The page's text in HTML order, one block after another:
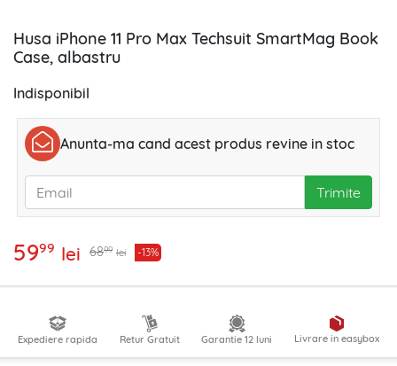
Husa iPhone 11 Pro Max Techsuit SmartMag Book
Case, albastru
Indisponibil
Anunta-ma cand acest produs revine in stoc
Trimite
5999 lei 6899 lei -13%
Expediere rapida Retur Gratuit Garantie 12 luni Livrare in easybox